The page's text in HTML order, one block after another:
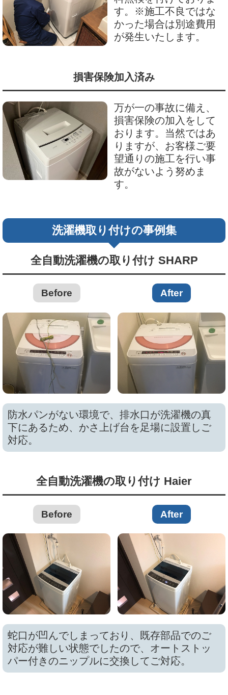
す。※施工不良ではな
かった場合は別途費用
が発生いたします。
損害保険加入済み
万が一の事故に備え、
損害保険の加入をして
おります。当然ではあ
りますが、お客様ご要
望通りの施工を行い事
故がないよう努めま
す。
洗濯機取り付けの事例集
全自動洗濯機の取り付け SHARP
Before After
防水パンがない環境で、排水口が洗濯機の真
下にあるため、かさ上げ台を足場に設置しご
対応。
全自動洗濯機の取り付け Haier
Before After
蛇口が凹んでしまっており、既存部品でのご
対応が難しい状態でしたので、オートストッ
パー付きのニップルに交換してご対応。